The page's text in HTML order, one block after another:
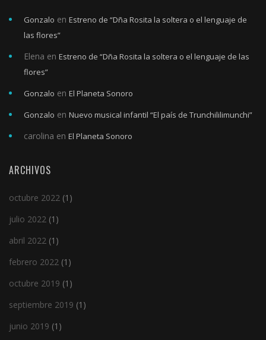
Gonzalo en Estreno de “Dña Rosita la soltera o el lenguaje de
las flores”
Elena en Estreno de “Dña Rosita la soltera o el lenguaje de las
flores”
Gonzalo en El Planeta Sonoro
Gonzalo en Nuevo musical infantil “El país de Trunchililimunchi”
carolina en El Planeta Sonoro
ARCHIVOS
octubre 2022 (1)
julio 2022 (1)
abril 2022 (1)
febrero 2022 (1)
octubre 2019 (1)
septiembre 2019 (1)
junio 2019 (1)